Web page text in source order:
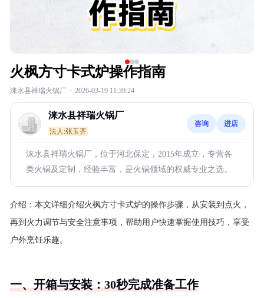
火枫方寸卡式炉操作指南
涞水县祥瑞火锅厂 · 2026-03-19 11:39:24
涞水县祥瑞火锅厂
法人:张玉齐
咨询 进店
涞水县祥瑞火锅厂，位于河北保定，2015年成立，专营各
类火锅及定制，经验丰富，是火锅领域的权威专业之选。
介绍： 本文详细介绍火枫方寸卡式炉的操作步骤，从安装到点火，
再到火力调节与安全注意事项，帮助用户快速掌握使用技巧，享受
户外烹饪乐趣。
一、开箱与安装：30秒完成准备工作